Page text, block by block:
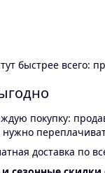
быстрее всего:
покупку:
нужно
доставка по